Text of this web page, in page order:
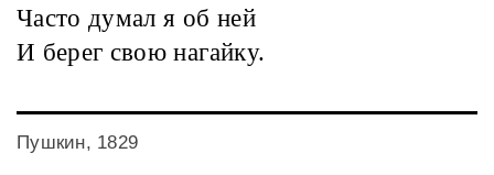
Часто думал я об ней
И берег свою нагайку.
Пушкин, 1829